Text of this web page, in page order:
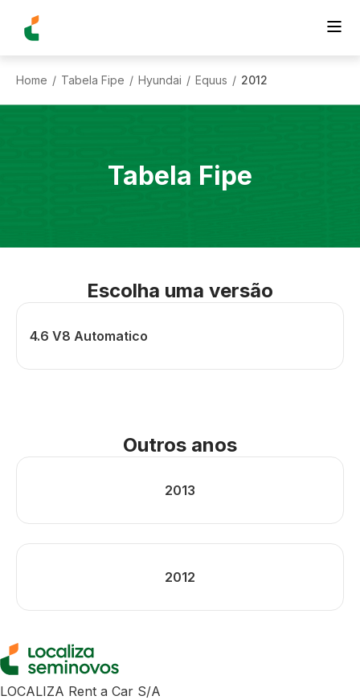
Home / Tabela Fipe / Hyundai / Equus / 2012
Tabela Fipe
Escolha uma versão
4.6 V8 Automatico
Outros anos
2013
2012
LOCALIZA Rent a Car S/A